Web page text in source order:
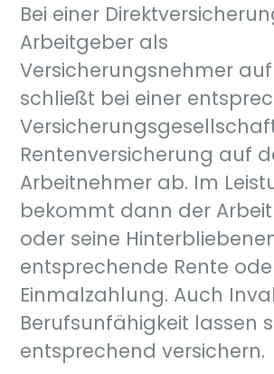
Bei einer
Arbeitgeber als
Versicherungsnehmer
schließt bei einer
Rentenversicherung auf
Arbeitnehmer ab. Im
bekommt dann der
oder seine
entsprechende Rente
Einmalzahlung. Auch
Berufsunfähigkeit lassen
entsprechend versichern.